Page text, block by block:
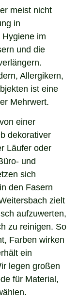
meist nicht
in
im
und die
Allergikern,
ist eine
Mehrwert.
einer
dekorativer
Läufer oder
und
sich
den Fasern
zielt
aufzuwerten,
zu reinigen. So
Farben wirken
ein
legen großen
für Material,